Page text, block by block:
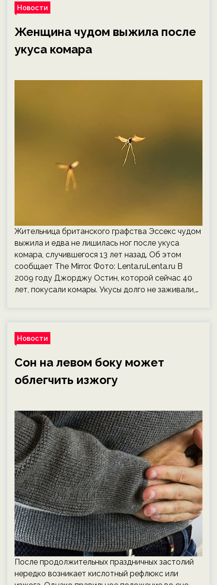
Новости
Женщина чудом выжила после
укуса комара
Жительница британского графства Эссекс чудом
выжила и едва не лишилась ног после укуса
комара, случившегося 13 лет назад. Об этом
сообщает The Mirror. Фото: Lenta.ruLenta.ru В
2009 году Джорджу Остин, которой сейчас 40
лет, покусали комары. Укусы долго не заживали,…
Новости
Сон на левом боку может
облегчить изжогу
После продолжительных праздничных застолий
нередко возникает кислотный рефлюкс или